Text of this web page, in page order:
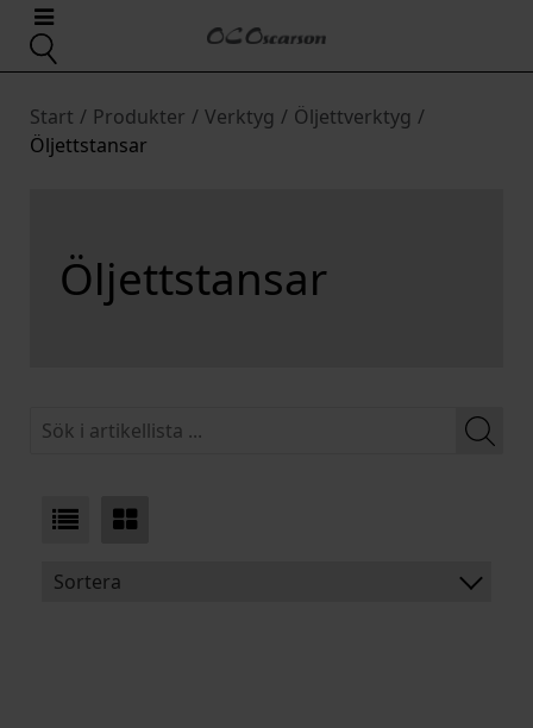
Start / Produkter / Verktyg / Öljettverktyg /
Öljettstansar
Öljettstansar
Sortera